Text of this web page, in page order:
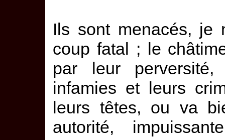
Ils sont menacés, je
coup fatal ; le
par leur perversité,
infamies et leurs
leurs têtes, ou va
autorité,